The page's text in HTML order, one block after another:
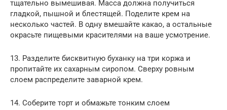
тщательно вымешивая. Масса должна получиться
гладкой, пышной и блестящей. Поделите крем на
несколько частей. В одну вмешайте какао, а остальные
окрасьте пищевыми красителями на ваше усмотрение.
13. Разделите бисквитную буханку на три коржа и
пропитайте их сахарным сиропом. Сверху ровным
слоем распределите заварной крем.
14. Соберите торт и обмажьте тонким слоем